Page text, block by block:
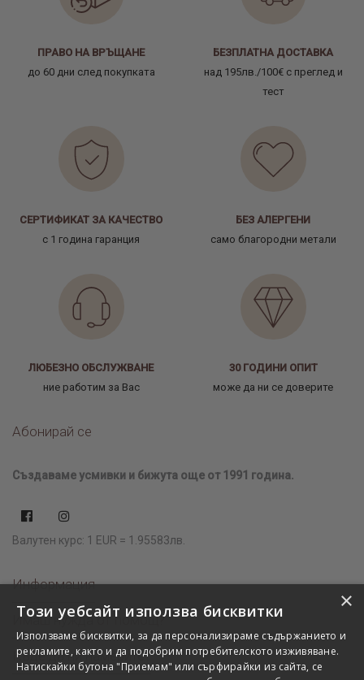
ПРАВО НА ВРЪЩАНЕ
до 60 дни след покупката
БЕЗПЛАТНА ДОСТАВКА
над 195лв./100€ с преглед и
тест
СЕРТИФИКАТ ЗА КАЧЕСТВО
с 1 година гаранция
БЕЗ АЛЕРГЕНИ
само благородни метали
ЛЮБЕЗНО ОБСЛУЖВАНЕ
ние работим за Вас
30 ГОДИНИ ОПИТ
може да ни се доверите
Абонирай се
Създаваме усмивки и бижута още от 1991 година.
Валутен курс: 1 EUR = 1.95583лв.
Информация
Имаш нужда от помощ?
Къде да ни намерите?
×
Този уебсайт използва бисквитки
Използваме бисквитки, за да персонализираме съдържанието и
рекламите, както и да подобрим потребителското изживяване.
Натискайки бутона "Приемам" или сърфирайки из сайта, се